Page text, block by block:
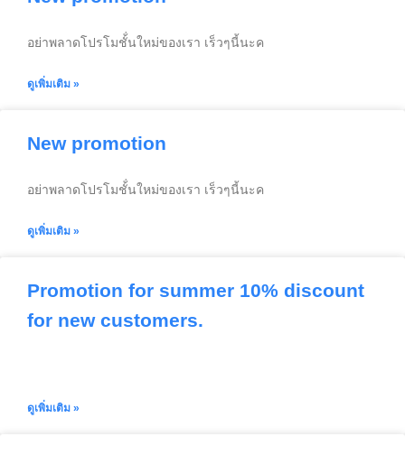
อย่าพลาดโปรโมชั้่นใหม่ของเรา เร็วๆนี้นะค
ดูเพิ่มเติม »
New promotion
อย่าพลาดโปรโมชั้่นใหม่ของเรา เร็วๆนี้นะค
ดูเพิ่มเติม »
Promotion for summer 10% discount
for new customers.
ดูเพิ่มเติม »